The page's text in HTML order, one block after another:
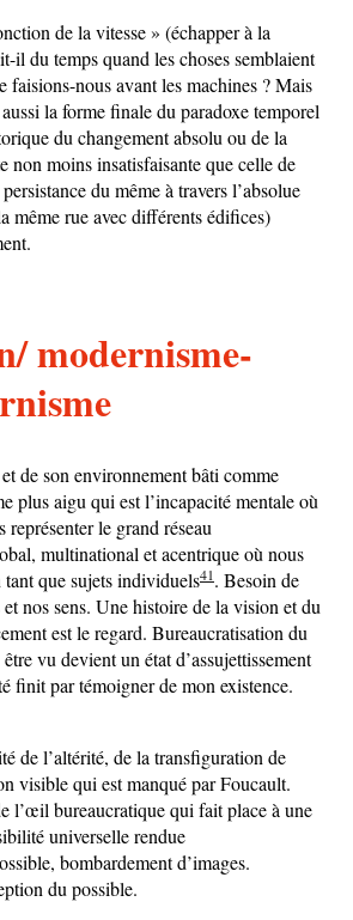
de la vitesse » (échapper à la
il du temps quand les choses semblaient
faisions-nous avant les machines ? Mais
la forme finale du paradoxe temporel
du changement absolu ou de la
non moins insatisfaisante que celle de
du même à travers l’absolue
même rue avec différents édifices)
modernisme-
de son environnement bâti comme
plus aigu qui est l’incapacité mentale où
représenter le grand réseau
multinational et acentrique où nous
que sujets individuels41. Besoin de
nos sens. Une histoire de la vision et du
est le regard. Bureaucratisation du
vu devient un état d’assujettissement
finit par témoigner de mon existence.
de l’altérité, de la transfiguration de
visible qui est manqué par Foucault.
l’œil bureaucratique qui fait place à une
universelle rendue
bombardement d’images.
du possible.